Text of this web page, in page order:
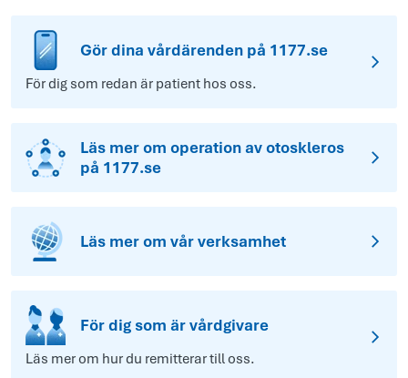
Gör dina vårdärenden på 1177.se
För dig som redan är patient hos oss.
Läs mer om operation av otoskleros
på 1177.se
Läs mer om vår verksamhet
För dig som är vårdgivare
Läs mer om hur du remitterar till oss.